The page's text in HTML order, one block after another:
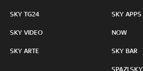
SKY TG24
SKY VIDEO
SKY ARTE
SKY APPS
NOW
SKY BAR
SPAZI SKY